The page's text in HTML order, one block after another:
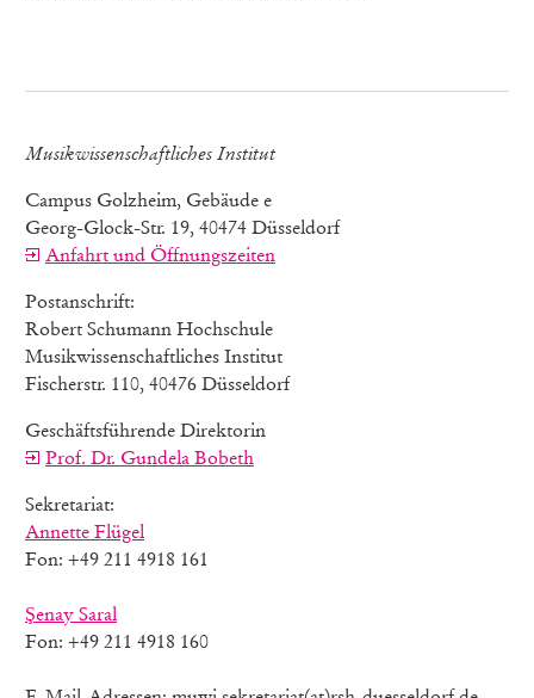
Musikwissenschaftliches Institut
Campus Golzheim, Gebäude e
Georg-Glock-Str. 19, 40474 Düsseldorf
Anfahrt und Öffnungszeiten
Postanschrift:
Robert Schumann Hochschule
Musikwissenschaftliches Institut
Fischerstr. 110, 40476 Düsseldorf
Geschäftsführende Direktorin
Prof. Dr. Gundela Bobeth
Sekretariat:
Annette Flügel
Fon: +49 211 4918 161
Şenay Saral
Fon: +49 211 4918 160